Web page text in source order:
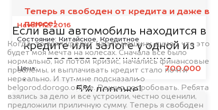
Haval H2, 2016
Состояние: Китайское, Кредитное
Цена: 700.000
Теперь я свободен от кредита и даже в
плюсе!
Когда-то взял кредит на эту машину, думал, что это
будет моя мечта на колесах. Сначала все было
нормально, но потом кризис, начались финансовые
проблемы, и выплачивать кредит стало почти
нереально. И тут мне подсказали о
belgorod.dorogo.online. Решил попробовать. Ребята
взялись за дело и все устроили, честно оценили,
предложили приличную сумму. Теперь я свободен
банками
Если ваш автомобиль находится в
кредите или залоге у одной из
представленных ниже
организаций, то мы купим его на
5% дороже!